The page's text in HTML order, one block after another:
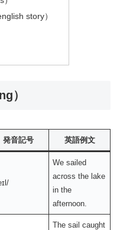
story）
）
発音記号 英語例文
We sailed
across the lake
in the
afternoon.
The sail caught